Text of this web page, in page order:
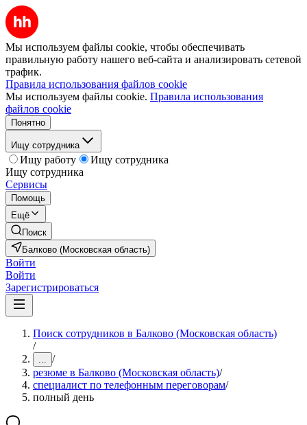
Мы используем файлы cookie, чтобы обеспечивать
правильную работу нашего веб-сайта и анализировать сетевой
трафик.
Правила использования файлов cookie
Мы используем файлы cookie. Правила использования
файлов cookie
Понятно
Ищу сотрудника
Ищу работу
Ищу сотрудника
Ищу сотрудника
Сервисы
Помощь
Ещё
Поиск
Балково (Московская область)
Войти
Войти
Зарегистрироваться
Поиск сотрудников в Балково (Московская область)
/
... /
резюме в Балково (Московская область)/
специалист по телефонным переговорам/
полный день